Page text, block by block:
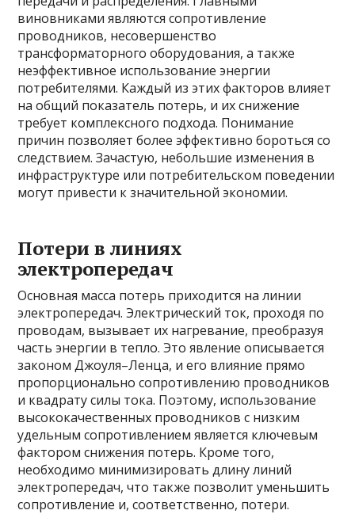
виновниками являются сопротивление
проводников, несовершенство
трансформаторного оборудования, а также
неэффективное использование энергии
потребителями. Каждый из этих факторов влияет
на общий показатель потерь, и их снижение
требует комплексного подхода. Понимание
причин позволяет более эффективно бороться со
следствием. Зачастую, небольшие изменения в
инфраструктуре или потребительском поведении
могут привести к значительной экономии.
Потери в линиях
электропередач
Основная масса потерь приходится на линии
электропередач. Электрический ток, проходя по
проводам, вызывает их нагревание, преобразуя
часть энергии в тепло. Это явление описывается
законом Джоуля–Ленца, и его влияние прямо
пропорционально сопротивлению проводников
и квадрату силы тока. Поэтому, использование
высококачественных проводников с низким
удельным сопротивлением является ключевым
фактором снижения потерь. Кроме того,
необходимо минимизировать длину линий
электропередач, что также позволит уменьшить
сопротивление и, соответственно, потери.